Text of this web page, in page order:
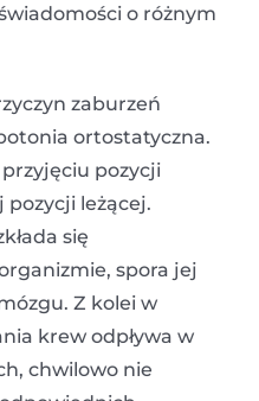
o różnym
zaburzeń
ortostatyczna.
pozycji
pozycji leżącej.
się
spora jej
Z kolei w
krew odpływa w
chwilowo nie